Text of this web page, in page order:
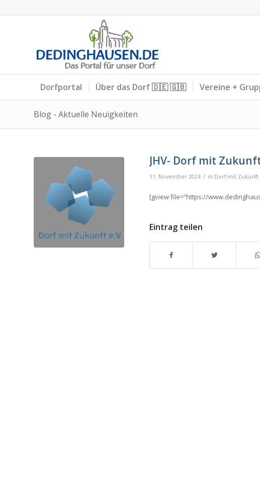
Dorfportal Über das Dorf 🇩🇪 🇬🇧 Vereine +
Blog - Aktuelle Neuigkeiten
JHV- Dorf mit
11. November 2024 / in Dorf mit Zukunft
[gview file=“https://
Eintrag teilen